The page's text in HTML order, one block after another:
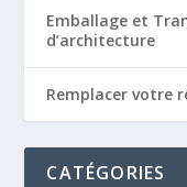
Emballage et
d’architecture
Remplacer votre
CATÉGORIES